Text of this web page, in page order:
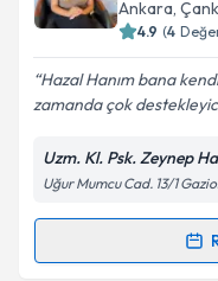
bilgilendireceğiz.
E-posta
Kişisel
Metni'ni
kapsamda
Ankara,
4.9 (4
Hazal Hanım bana
zamanda çok
Uzm. Kl. Psk. Zeynep
Uğur Mumcu Cad. 13/1
Randevu